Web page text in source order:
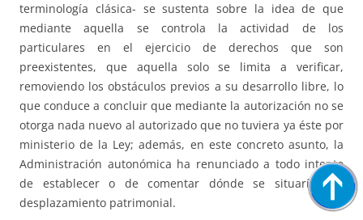
terminología clásica- se sustenta sobre la idea de que
mediante aquella se controla la actividad de los
particulares en el ejercicio de derechos que son
preexistentes, que aquella solo se limita a verificar,
removiendo los obstáculos previos a su desarrollo libre, lo
que conduce a concluir que mediante la autorización no se
otorga nada nuevo al autorizado que no tuviera ya éste por
ministerio de la Ley; además, en este concreto asunto, la
Administración autonómica ha renunciado a todo intento
de establecer o de comentar dónde se situaría ese
desplazamiento patrimonial.